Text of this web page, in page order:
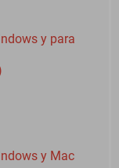
y para
y Mac